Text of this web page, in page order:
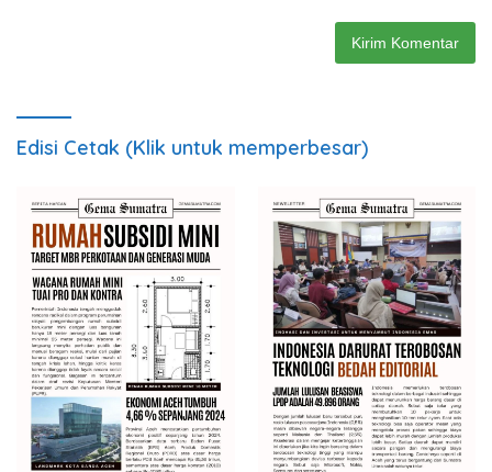
Edisi Cetak (Klik untuk memperbesar)